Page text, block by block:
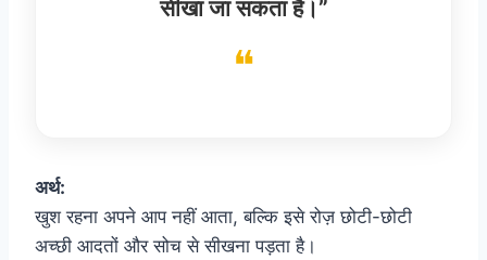
सीखा जा सकता है।”
अर्थ:
खुश रहना अपने आप नहीं आता, बल्कि इसे रोज़ छोटी-छोटी
अच्छी आदतों और सोच से सीखना पड़ता है।